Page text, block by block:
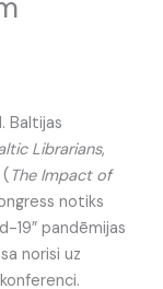
Baltijas
Librarians,
The Impact of
notiks
19” pandēmijas
norisi uz